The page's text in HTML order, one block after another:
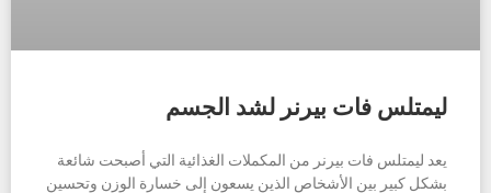
ليمتلس فات بيرنر لشد الجسم
يعد ليمتلس فات بيرنر من المكملات الغذائية التي أصبحت شائعة
بشكل كبير بين الأشخاص الذين يسعون إلى خسارة الوزن وتحسين